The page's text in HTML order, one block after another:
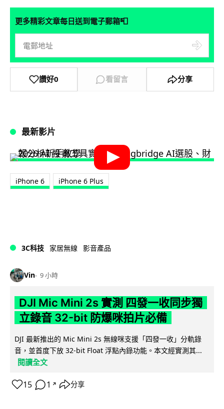
更多精彩文章每日送到電子郵箱📮
讚好0 看留言 分享
最新影片
iPhone 6 iPhone 6 Plus
3C科技 家居無線 影音產品
Vin 9 小時
DJI Mic Mini 2s 實測 四發一收同步獨
立錄音 32-bit 防爆咪拍片必備
DJI 最新推出的 Mic Mini 2s 無線咪支援「四發一收」分軌錄
音，並首度下放 32-bit Float 浮點內錄功能。本文經實測其...
閱讀全文
15 1 ↗ 分享